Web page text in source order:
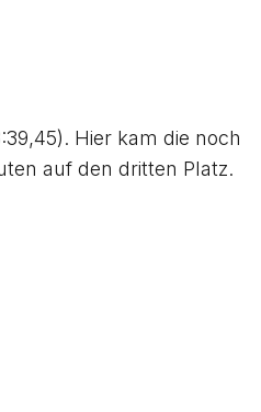
Hier kam die noch
auf den dritten Platz.